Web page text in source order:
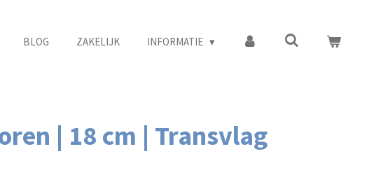
BLOG ZAKELIJK INFORMATIE
| 18 cm | Transvlag